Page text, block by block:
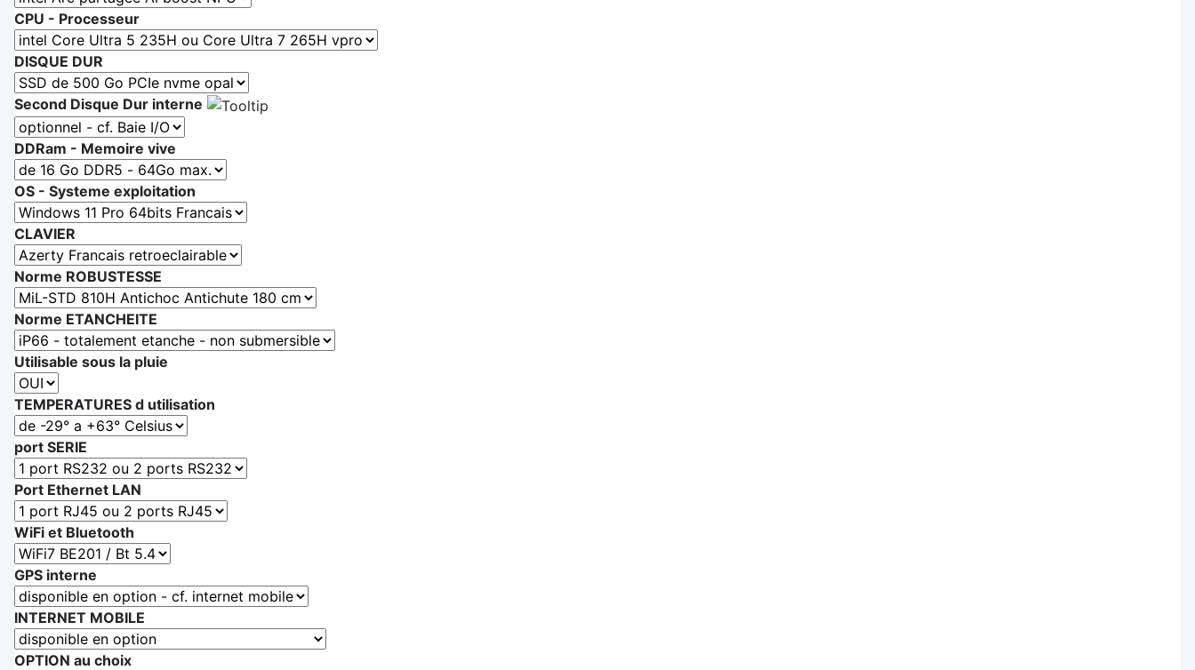
CPU - Processeur
DISQUE DUR
Second Disque Dur interne
DDRam - Memoire vive
OS - Systeme exploitation
CLAVIER
Norme ROBUSTESSE
Norme ETANCHEITE
Utilisable sous la pluie
TEMPERATURES d utilisation
port SERIE
Port Ethernet LAN
WiFi et Bluetooth
GPS interne
INTERNET MOBILE
OPTION au choix